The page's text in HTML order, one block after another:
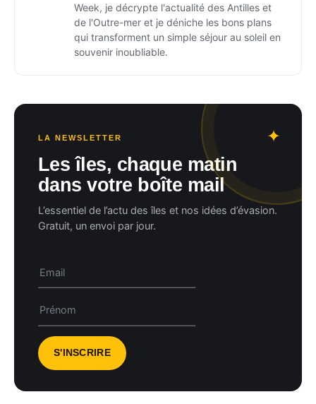
Week, je décrypte l'actualité des Antilles et
de l'Outre-mer et je déniche les bons plans
qui transforment un simple séjour au soleil en
souvenir inoubliable.
LA NEWSLETTER
Les îles, chaque matin
dans votre boîte mail
L’essentiel de l’actu des îles et nos idées d’évasion.
Gratuit, un envoi par jour.